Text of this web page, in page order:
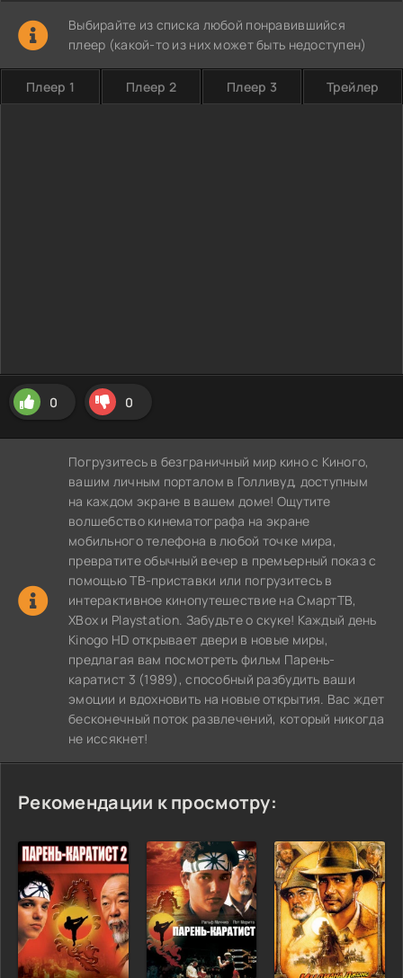
Выбирайте из списка любой понравившийся
плеер (какой-то из них может быть недоступен)
Плеер 1 Плеер 2 Плеер 3 Трейлер
0 0
Погрузитесь в безграничный мир кино с Киного,
вашим личным порталом в Голливуд, доступным
на каждом экране в вашем доме! Ощутите
волшебство кинематографа на экране
мобильного телефона в любой точке мира,
превратите обычный вечер в премьерный показ с
помощью ТВ-приставки или погрузитесь в
интерактивное кинопутешествие на СмартТВ,
XBox и Playstation. Забудьте о скуке! Каждый день
Kinogo HD открывает двери в новые миры,
предлагая вам посмотреть фильм Парень-
каратист 3 (1989), способный разбудить ваши
эмоции и вдохновить на новые открытия. Вас ждет
бесконечный поток развлечений, который никогда
не иссякнет!
Рекомендации к просмотру: